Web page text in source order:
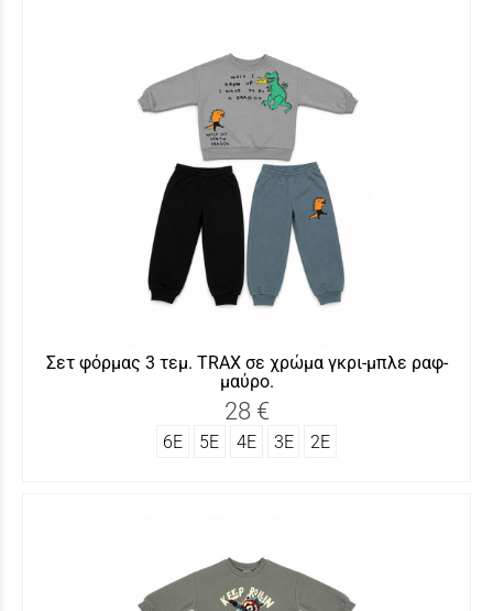
Σετ φόρμας 3 τεμ. TRAΧ σε χρώμα γκρι-μπλε ραφ-
μαύρο.
28 €
6Ε 5Ε 4Ε 3Ε 2Ε